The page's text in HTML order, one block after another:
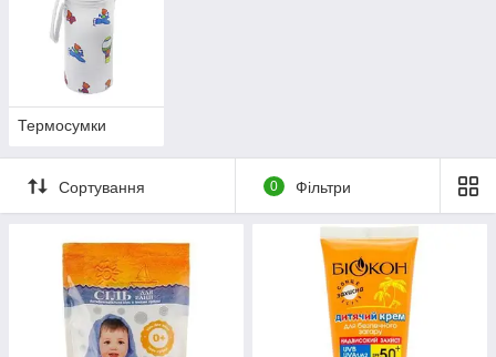
Термосумки
Сортування 0 Фільтри